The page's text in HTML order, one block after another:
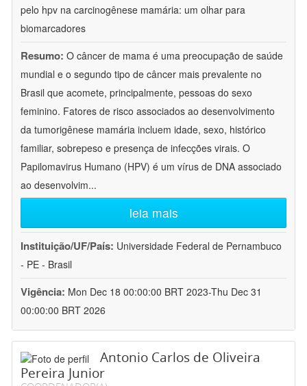
pelo hpv na carcinogênese mamária: um olhar para
biomarcadores
Resumo: O câncer de mama é uma preocupação de saúde
mundial e o segundo tipo de câncer mais prevalente no
Brasil que acomete, principalmente, pessoas do sexo
feminino. Fatores de risco associados ao desenvolvimento
da tumorigênese mamária incluem idade, sexo, histórico
familiar, sobrepeso e presença de infecções virais. O
Papilomavirus Humano (HPV) é um vírus de DNA associado
ao desenvolvim...
leia mais
Instituição/UF/País: Universidade Federal de Pernambuco
- PE - Brasil
Vigência: Mon Dec 18 00:00:00 BRT 2023-Thu Dec 31
00:00:00 BRT 2026
Antonio Carlos de Oliveira
Pereira Junior